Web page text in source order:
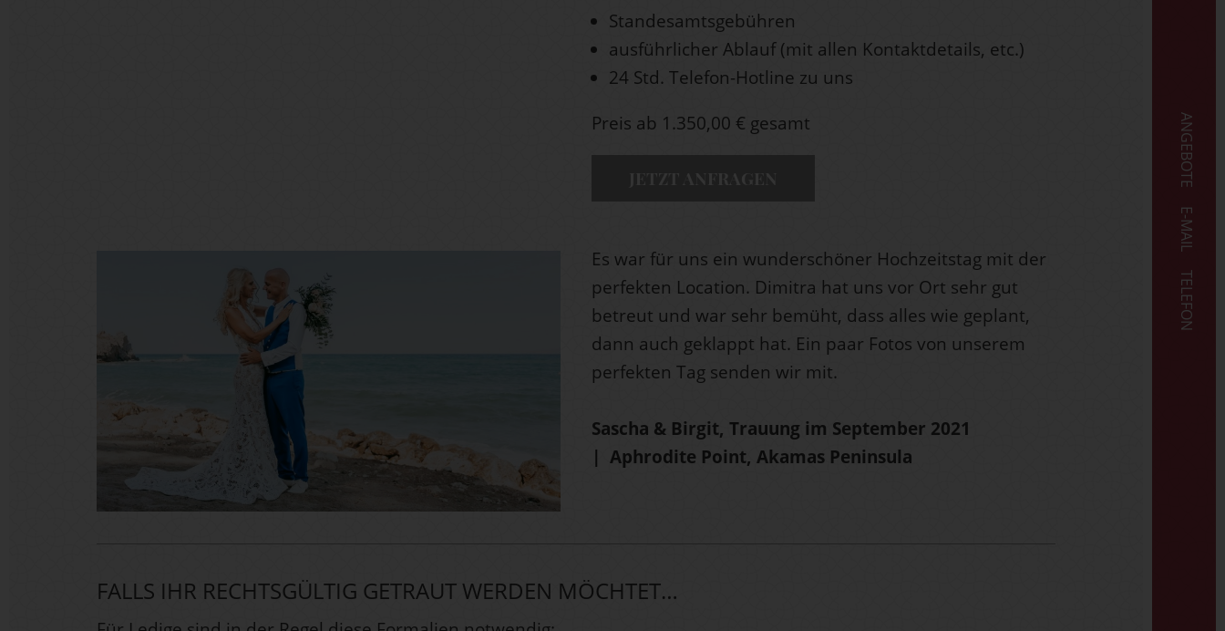
ANGEBOTE
E-MAIL
TELEFON
Standesamtsgebühren
ausführlicher Ablauf (mit allen Kontaktdetails, etc.)
24 Std. Telefon-Hotline zu uns
Preis ab 1.350,00 € gesamt
Es war für uns ein wunderschöner Hochzeitstag mit der
perfekten Location. Dimitra hat uns vor Ort sehr gut
betreut und war sehr bemüht, dass alles wie geplant,
dann auch geklappt hat. Ein paar Fotos von unserem
perfekten Tag senden wir mit.
Sascha & Birgit, Trauung im September 2021
| Aphrodite Point, Akamas Peninsula
FALLS IHR RECHTSGÜLTIG GETRAUT WERDEN MÖCHTET…